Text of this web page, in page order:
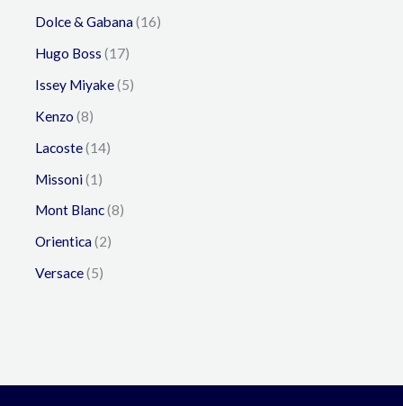
Dolce & Gabana 16
Hugo Boss 17
Issey Miyake 5
Kenzo 8
Lacoste 14
Missoni 1
Mont Blanc 8
Orientica 2
Versace 5